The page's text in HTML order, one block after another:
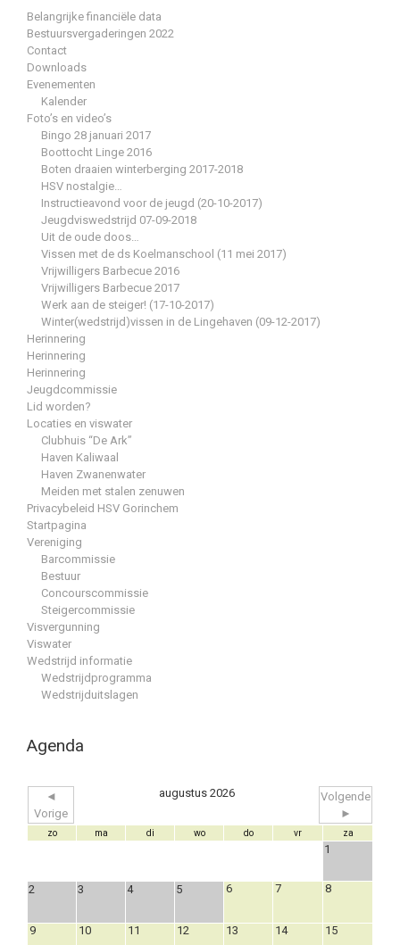
Belangrijke financiële data
Bestuursvergaderingen 2022
Contact
Downloads
Evenementen
Kalender
Foto’s en video’s
Bingo 28 januari 2017
Boottocht Linge 2016
Boten draaien winterberging 2017-2018
HSV nostalgie…
Instructieavond voor de jeugd (20-10-2017)
Jeugdviswedstrijd 07-09-2018
Uit de oude doos…
Vissen met de ds Koelmanschool (11 mei 2017)
Vrijwilligers Barbecue 2016
Vrijwilligers Barbecue 2017
Werk aan de steiger! (17-10-2017)
Winter(wedstrijd)vissen in de Lingehaven (09-12-2017)
Herinnering
Herinnering
Herinnering
Jeugdcommissie
Lid worden?
Locaties en viswater
Clubhuis “De Ark”
Haven Kaliwaal
Haven Zwanenwater
Meiden met stalen zenuwen
Privacybeleid HSV Gorinchem
Startpagina
Vereniging
Barcommissie
Bestuur
Concourscommissie
Steigercommissie
Visvergunning
Viswater
Wedstrijd informatie
Wedstrijdprogramma
Wedstrijduitslagen
Agenda
◄
Vorige
augustus 2026
Volgende
►
zo ma di wo do vr za
1
2 3 4 5 6 7 8
9 10 11 12 13 14 15